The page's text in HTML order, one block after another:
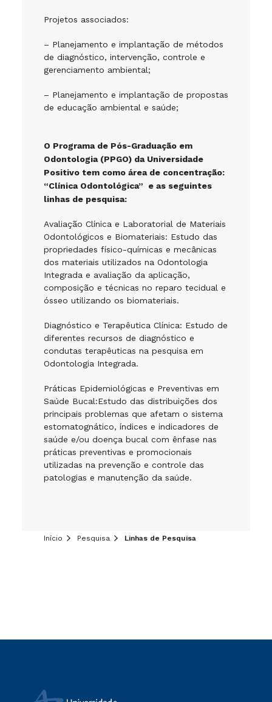
Projetos associados:
– Planejamento e implantação de métodos
de diagnóstico, intervenção, controle e
gerenciamento ambiental;
– Planejamento e implantação de propostas
de educação ambiental e saúde;
O Programa de Pós-Graduação em
Odontologia (PPGO) da Universidade
Positivo tem como área de concentração:
“Clínica Odontológica” e as seguintes
linhas de pesquisa:
Avaliação Clínica e Laboratorial de Materiais
Odontológicos e Biomateriais: Estudo das
propriedades físico-químicas e mecânicas
dos materiais utilizados na Odontologia
Integrada e avaliação da aplicação,
composição e técnicas no reparo tecidual e
ósseo utilizando os biomateriais.
Diagnóstico e Terapêutica Clínica: Estudo de
diferentes recursos de diagnóstico e
condutas terapêuticas na pesquisa em
Odontologia Integrada.
Práticas Epidemiológicas e Preventivas em
Saúde Bucal:Estudo das distribuições dos
principais problemas que afetam o sistema
estomatognático, índices e indicadores de
saúde e/ou doença bucal com ênfase nas
práticas preventivas e promocionais
utilizadas na prevenção e controle das
patologias e manutenção da saúde.
Início Pesquisa Linhas de Pesquisa